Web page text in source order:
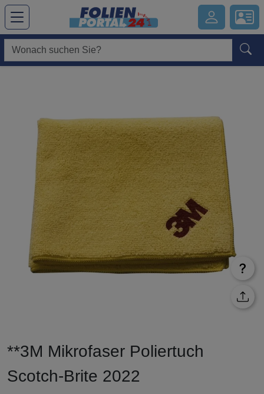
Hauptregion der Seite anspringen
**3M Mikrofaser Poliertuch
Scotch-Brite 2022